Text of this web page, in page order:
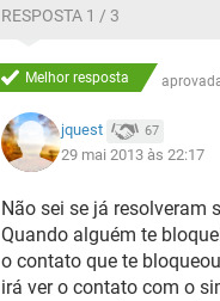
RESPOSTA 1 / 3
Melhor resposta
jquest 67
29 mai 2013 às 22:17
Não sei se já resolveram
Quando alguém te
o contato que te
irá ver o contato com o